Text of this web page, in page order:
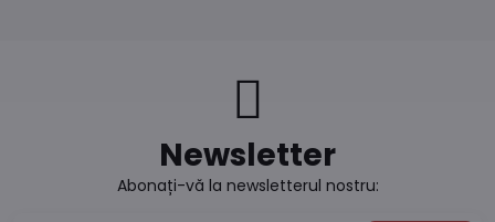
Newsletter
Abonați-vă la newsletterul nostru: